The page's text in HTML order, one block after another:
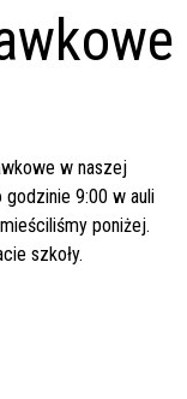
w naszej
9:00 w auli
poniżej.
szkoły.